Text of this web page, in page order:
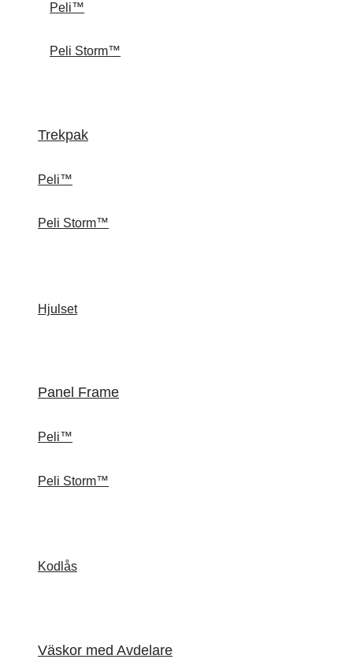
Peli™
Peli Storm™
Trekpak
Peli™
Peli Storm™
Hjulset
Panel Frame
Peli™
Peli Storm™
Kodlås
Väskor med Avdelare